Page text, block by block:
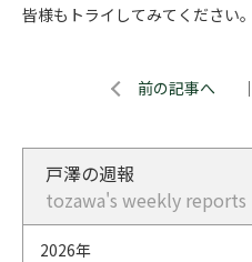
皆様もトライしてみてください。
前の記事へ ｜
戸澤の週報
tozawa's weekly reports
2026年